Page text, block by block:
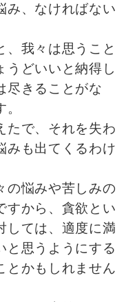
み、なければない
、我々は思うこと
うどいいと納得し
尽きることがな
たで、それを失わ
みも出てくるわけ
の悩みや苦しみの
すから、貪欲とい
しては、適度に満
と思うようにする
とかもしれません